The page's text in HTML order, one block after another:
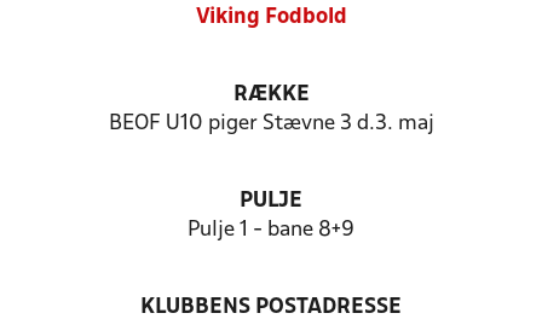
Viking Fodbold
RÆKKE
BEOF U10 piger Stævne 3 d.3. maj
PULJE
Pulje 1 - bane 8+9
KLUBBENS POSTADRESSE